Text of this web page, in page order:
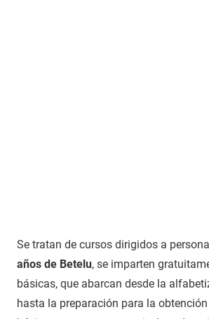
Se tratan de cursos dirigidos a
años de Betelu, se imparten
básicas, que abarcan desde la
hasta la preparación para la